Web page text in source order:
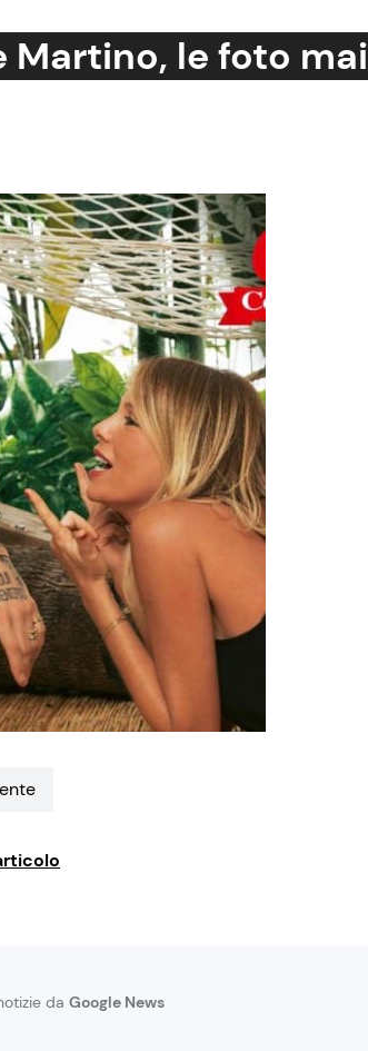
Consigli di Cucina
Dolci
Le Ricette in TV
Primi Piatti
Ricette Facili e Veloci
Ricette Feste
Ricette per Bambini
Martino, le foto mai
da Google News